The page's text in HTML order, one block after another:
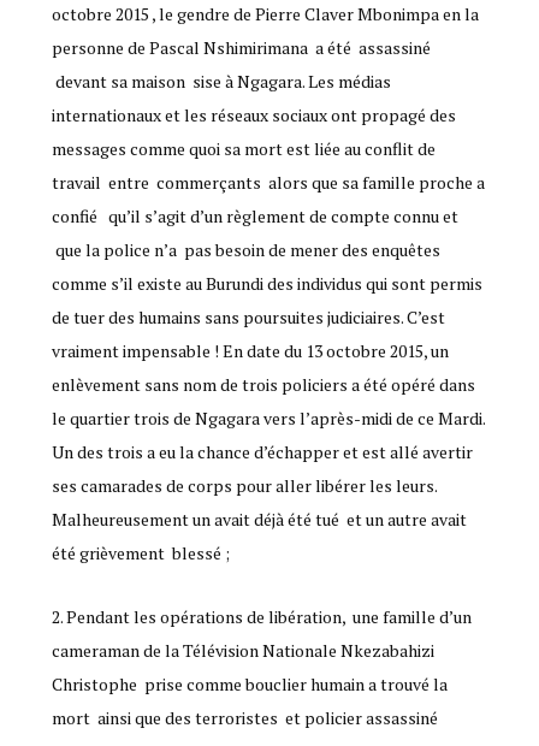
octobre 2015 , le gendre de Pierre Claver Mbonimpa en la
personne de Pascal Nshimirimana a été assassiné
devant sa maison sise à Ngagara. Les médias
internationaux et les réseaux sociaux ont propagé des
messages comme quoi sa mort est liée au conflit de
travail entre commerçants alors que sa famille proche a
confié qu’il s’agit d’un règlement de compte connu et
que la police n’a pas besoin de mener des enquêtes
comme s’il existe au Burundi des individus qui sont permis
de tuer des humains sans poursuites judiciaires. C’est
vraiment impensable ! En date du 13 octobre 2015, un
enlèvement sans nom de trois policiers a été opéré dans
le quartier trois de Ngagara vers l’après-midi de ce Mardi.
Un des trois a eu la chance d’échapper et est allé avertir
ses camarades de corps pour aller libérer les leurs.
Malheureusement un avait déjà été tué et un autre avait
été grièvement blessé ;
2. Pendant les opérations de libération, une famille d’un
cameraman de la Télévision Nationale Nkezabahizi
Christophe prise comme bouclier humain a trouvé la
mort ainsi que des terroristes et policier assassiné